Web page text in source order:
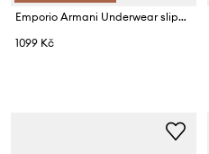
Emporio Armani Underwear slipy pánské bavlněné s elastanem 2-pack
1099 Kč